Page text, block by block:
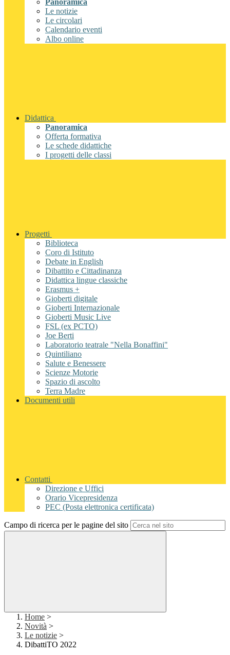
Panoramica
Le notizie
Le circolari
Calendario eventi
Albo online
Didattica
Panoramica
Offerta formativa
Le schede didattiche
I progetti delle classi
Progetti
Biblioteca
Coro di Istituto
Debate in English
Dibattito e Cittadinanza
Didattica lingue classiche
Erasmus +
Gioberti digitale
Gioberti Internazionale
Gioberti Music Live
FSL (ex PCTO)
Joe Berti
Laboratorio teatrale "Nella Bonaffini"
Quintiliano
Salute e Benessere
Scienze Motorie
Spazio di ascolto
Terra Madre
Documenti utili
Contatti
Direzione e Uffici
Orario Vicepresidenza
PEC (Posta elettronica certificata)
Campo di ricerca per le pagine del sito
Home >
Novità >
Le notizie >
DibattiTO 2022